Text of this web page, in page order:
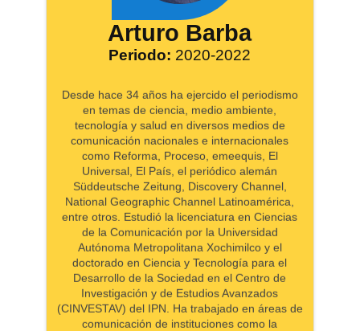
Arturo Barba
Periodo: 2020-2022
Desde hace 34 años ha ejercido el periodismo
en temas de ciencia, medio ambiente,
tecnología y salud en diversos medios de
comunicación nacionales e internacionales
como Reforma, Proceso, emeequis, El
Universal, El País, el periódico alemán
Süddeutsche Zeitung, Discovery Channel,
National Geographic Channel Latinoamérica,
entre otros. Estudió la licenciatura en Ciencias
de la Comunicación por la Universidad
Autónoma Metropolitana Xochimilco y el
doctorado en Ciencia y Tecnología para el
Desarrollo de la Sociedad en el Centro de
Investigación y de Estudios Avanzados
(CINVESTAV) del IPN. Ha trabajado en áreas de
comunicación de instituciones como la